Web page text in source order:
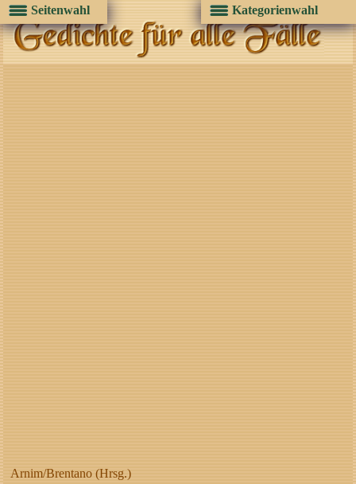
Arnim/Brentano (Hrsg.)
Seitenwahl Kategorienwahl